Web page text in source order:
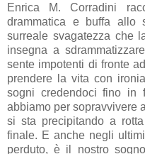
Enrica M. Corradini
drammatica e buffa allo
surreale svagatezza che
insegna a
sente impotenti di fronte
prendere la vita con
sogni credendoci fino in
abbiamo per sopravvivere
si sta precipitando a
finale. E anche negli
perduto, è il nostro